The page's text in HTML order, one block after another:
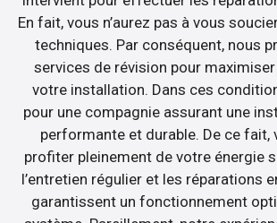
En fait, vous n’aurez pas à vous
techniques. Par conséquent, nous
services de révision pour maximiser
votre installation. Dans ces
pour une compagnie assurant une
performante et durable. De ce fait,
profiter pleinement de votre énergie
l’entretien régulier et les réparations
garantissent un fonctionnement